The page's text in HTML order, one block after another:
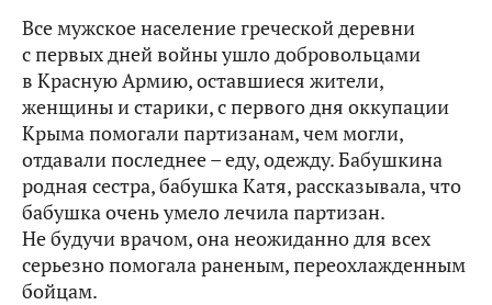
Все мужское население греческой деревни
с первых дней войны ушло добровольцами
в Красную Армию, оставшиеся жители,
женщины и старики, с первого дня оккупации
Крыма помогали партизанам, чем могли,
отдавали последнее – еду, одежду. Бабушкина
родная сестра, бабушка Катя, рассказывала, что
бабушка очень умело лечила партизан.
Не будучи врачом, она неожиданно для всех
серьезно помогала раненым, переохлажденным
бойцам.